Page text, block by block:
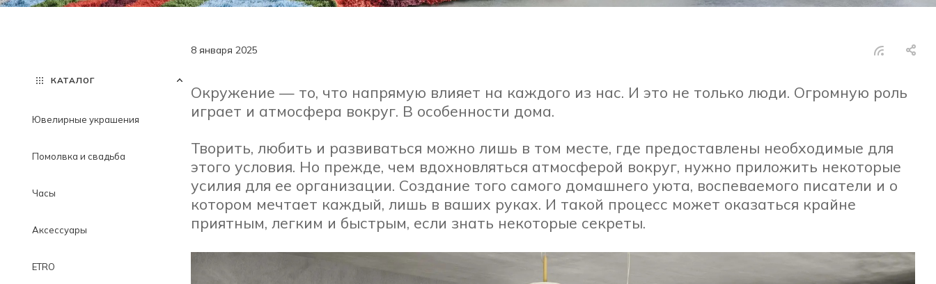
8 января 2025
Окружение — то, что напрямую влияет на каждого из нас. И это не только люди. Огромную роль
играет и атмосфера вокруг. В особенности дома.
Творить, любить и развиваться можно лишь в том месте, где предоставлены необходимые для
этого условия. Но прежде, чем вдохновляться атмосферой вокруг, нужно приложить некоторые
усилия для ее организации. Создание того самого домашнего уюта, воспеваемого писатели и о
котором мечтает каждый, лишь в ваших руках. И такой процесс может оказаться крайне
приятным, легким и быстрым, если знать некоторые секреты.
КАТАЛОГ
Ювелирные украшения
Помолвка и свадьба
Часы
Аксессуары
ETRO